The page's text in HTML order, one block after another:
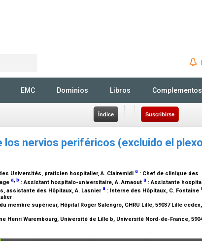
EMC Dominios Libros Complementos
Índice Suscribirse
los nervios periféricos (excluido el plexo
Universités, praticien hospitalier, A. Clairemidi a : Chef de clinique des
a b :Assistant hospitalo-universitaire, A. Arnaout a :Assistante
assistante des Hôpitaux, A. Lasniera : Interne des Hôpitaux, C. Fontaine
membre supérieur, Hôpital Roger Salengro, CHRU Lille, 59037 Lille cedex,
Henri Warembourg, Université de Lille b, Université Nord-de-France,